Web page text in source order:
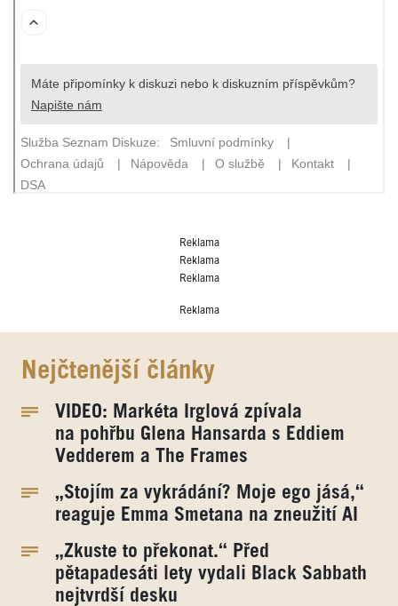
Reklama
Reklama
Reklama
Reklama
Nejčtenější články
VIDEO: Markéta Irglová zpívala
na pohřbu Glena Hansarda s Eddiem
Vedderem a The Frames
„Stojím za vykrádání? Moje ego jásá,“
reaguje Emma Smetana na zneužití AI
„Zkuste to překonat.“ Před
pětapadesáti lety vydali Black Sabbath
nejtvrdší desku